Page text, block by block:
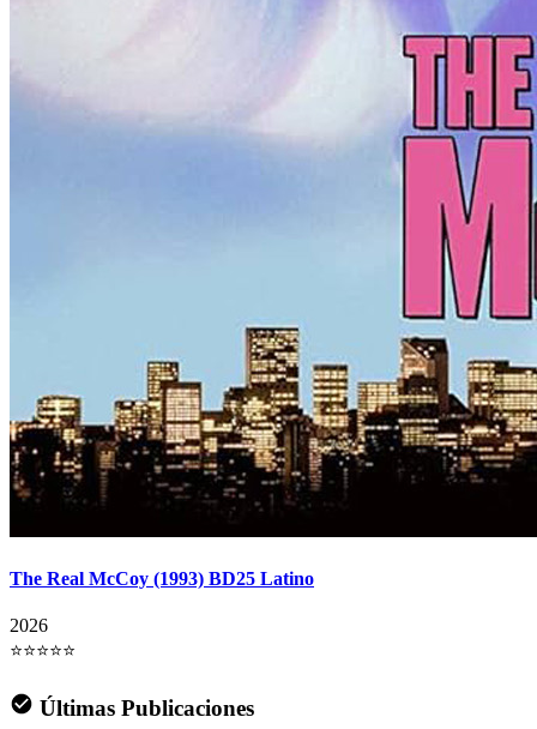
The Real McCoy (1993) BD25 Latino
2026
⭐⭐⭐⭐⭐
Últimas Publicaciones